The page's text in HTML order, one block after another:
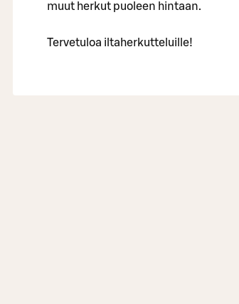
muut herkut puoleen hintaan.
Tervetuloa iltaherkutteluille!